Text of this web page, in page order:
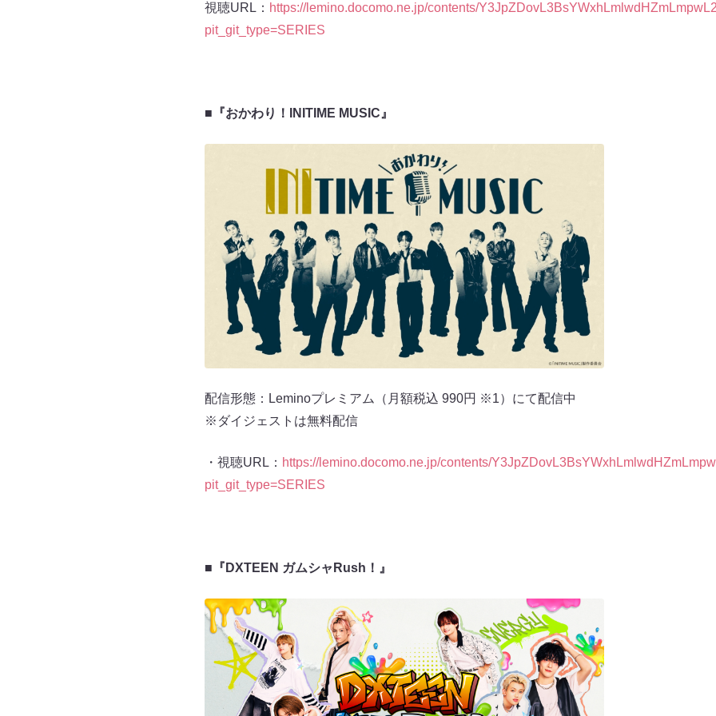
視聴URL： https://lemino.docomo.ne.jp/contents/
pit_git_type=SERIES
■『おかわり！INITIME MUSIC』
配信形態：Leminoプレミアム（月額税込 990円 ※1）にて配信中
※ダイジェストは無料配信
・視聴URL： https://lemino.docomo.ne.jp/contents/
pit_git_type=SERIES
■『DXTEEN ガムシャRush！』